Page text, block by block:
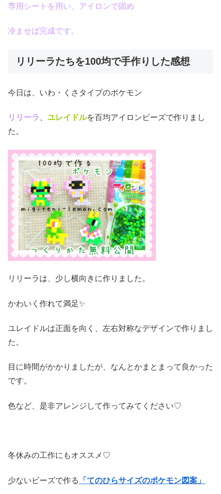
専用シートを用い、アイロンで固め
冷ませば完成です。
リリーラたちを100均で手作りした感想
今日は、いわ・くさタイプのポケモン
リリーラ ユレイドルを百均アイロンビーズで作りまし
た。
リリーラは、少し横向きに作りました。
かわいく作れて満足✨
ユレイドルは正面を向く、左右対称なデザインで作りまし
た。
目に時間がかかりましたが、なんとかまとまって良かった
です。
色など、是非アレンジして作ってみてください♡
冬休みの工作にもオススメ♡
少ないビーズで作る 「てのひらサイズのポケモン図案」